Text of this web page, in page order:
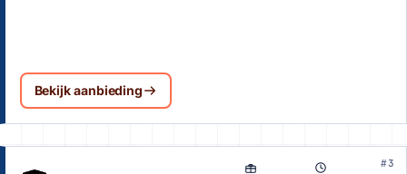
Bekijk aanbieding
#3